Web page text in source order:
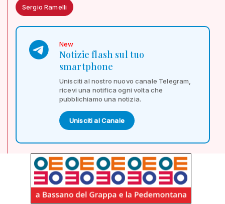
Sergio Ramelli
New
Notizie flash sul tuo
smartphone
Unisciti al nostro nuovo canale Telegram,
ricevi una notifica ogni volta che
pubblichiamo una notizia.
Unisciti al Canale